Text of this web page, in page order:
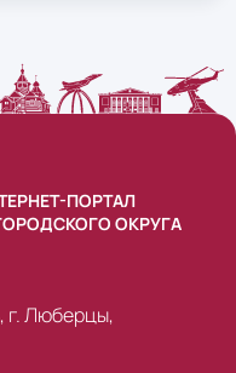
ПОРТАЛ
ОКРУГА
г. Люберцы,